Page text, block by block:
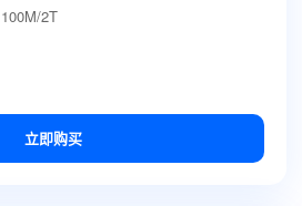
2T
立即购买